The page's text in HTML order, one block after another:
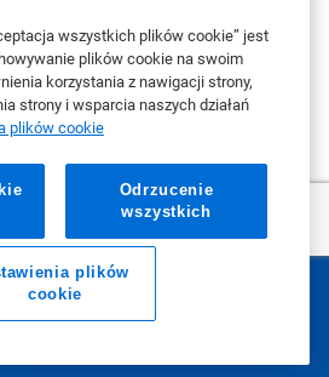
wszystkich plików cookie” jest
plików cookie na swoim
korzystania z nawigacji strony,
strony i wsparcia naszych działań
plików cookie
Odrzucenie
wszystkich
plików
cookie
środka
strategicznego
Ecolab
Zadzwoń do nas